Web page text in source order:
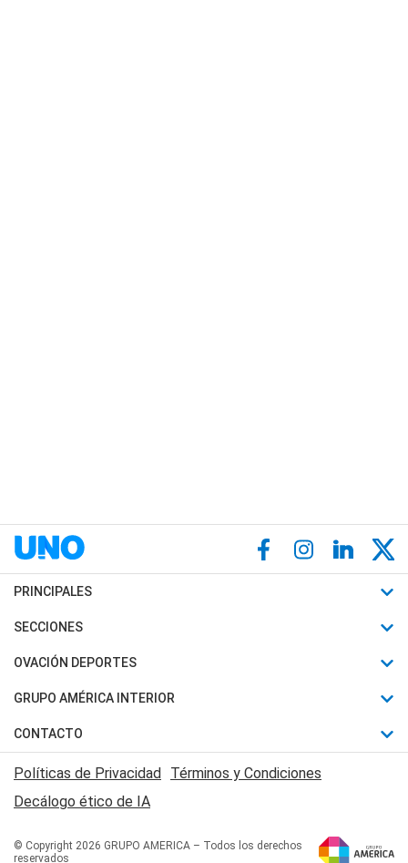
PRINCIPALES
Últimas Noticias
Política
Judiciales
Economia
SECCIONES
Horóscopo
Motores
Trucos caseros
Series y Películas
Edictos y Solicitadas
OVACIÓN DEPORTES
Fútbol
Mundial
Automovilismo
Rugby
Básquet
GRUPO AMÉRICA INTERIOR
Canal 7 en Vivo
San Juan 8
CONTACTO
Acerca de Nosotros
Contactanos
Políticas de Privacidad Términos y Condiciones
Decálogo ético de IA
© Copyright 2026 GRUPO AMERICA – Todos los derechos
reservados